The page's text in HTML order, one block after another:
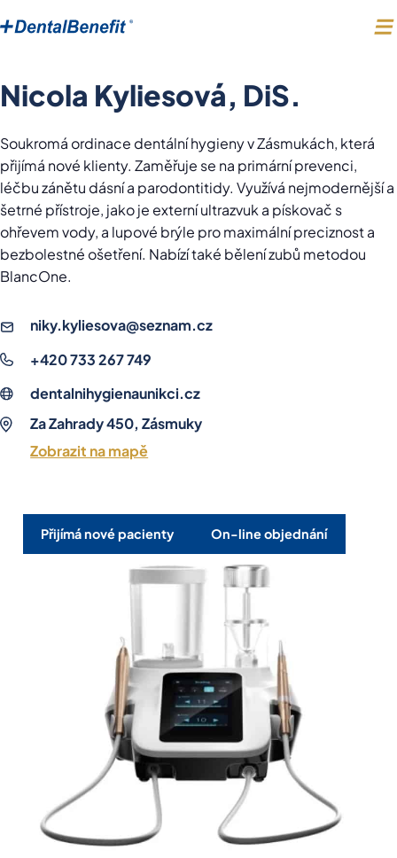
Přijímá nové pacienty On-line objednání
Nicola Kyliesová, DiS.
Soukromá ordinace dentální hygieny v Zásmukách, která
přijímá nové klienty. Zaměřuje se na primární prevenci,
léčbu zánětu dásní a parodontitidy. Využívá nejmodernější a
šetrné přístroje, jako je externí ultrazvuk a pískovač s
ohřevem vody, a lupové brýle pro maximální preciznost a
bezbolestné ošetření. Nabízí také bělení zubů metodou
BlancOne.
niky.kyliesova@seznam.cz
+420 733 267 749
dentalnihygienaunikci.cz
Za Zahrady 450, Zásmuky
Zobrazit na mapě